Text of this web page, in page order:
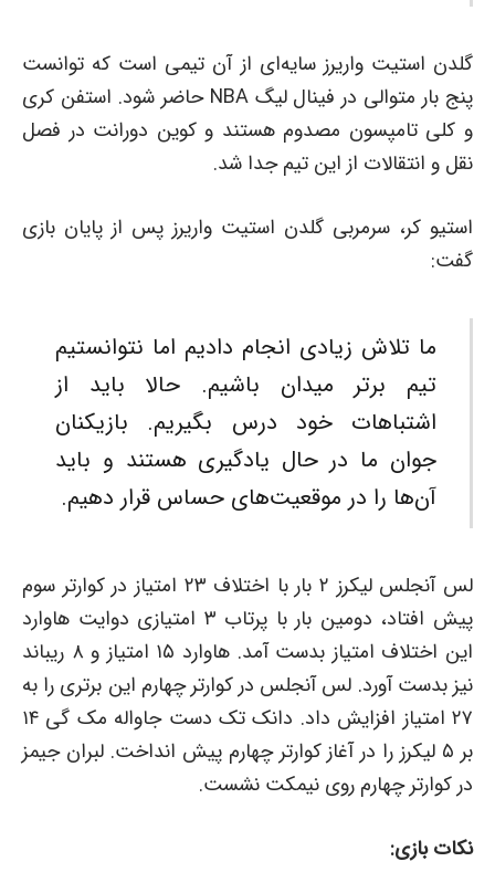
گلدن استیت واریرز سایه‌ای از آن تیمی است که توانست
پنج بار متوالی در فینال لیگ NBA حاضر شود. استفن کری
و کلی تامپسون مصدوم هستند و کوین دورانت در فصل
نقل و انتقالات از این تیم جدا شد.
استیو کر، سرمربی گلدن استیت واریرز پس از پایان بازی
گفت:
ما تلاش زیادی انجام دادیم اما نتوانستیم
تیم برتر میدان باشیم. حالا باید از
اشتباهات خود درس بگیریم. بازیکنان
جوان ما در حال یادگیری هستند و باید
آن‌ها را در موقعیت‌های حساس قرار دهیم.
لس آنجلس لیکرز ۲ بار با اختلاف ۲۳ امتیاز در کوارتر سوم
پیش افتاد، دومین بار با پرتاب ۳ امتیازی دوایت هاوارد
این اختلاف امتیاز بدست آمد. هاوارد ۱۵ امتیاز و ۸ ریباند
نیز بدست آورد. لس آنجلس در کوارتر چهارم این برتری را به
۲۷ امتیاز افزایش داد. دانک تک دست جاواله مک گی ۱۴
بر ۵ لیکرز را در آغاز کوارتر چهارم پیش انداخت. لبران جیمز
در کوارتر چهارم روی نیمکت نشست.
نکات بازی: